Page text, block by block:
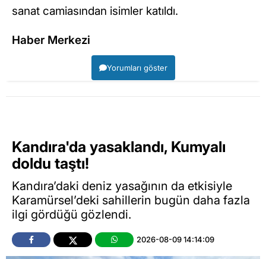
sanat camiasından isimler katıldı.
Haber Merkezi
Yorumları göster
Kandıra'da yasaklandı, Kumyalı
doldu taştı!
Kandıra’daki deniz yasağının da etkisiyle
Karamürsel’deki sahillerin bugün daha fazla
ilgi gördüğü gözlendi.
2026-08-09 14:14:09